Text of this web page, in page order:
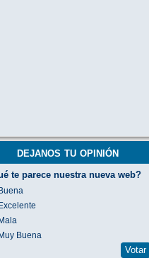
dejanos tu opinión
te parece nuestra nueva web?
Buena
Excelente
Mala
Muy Buena
Votar